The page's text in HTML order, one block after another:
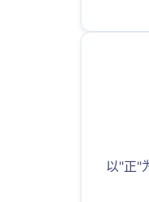
以"正"